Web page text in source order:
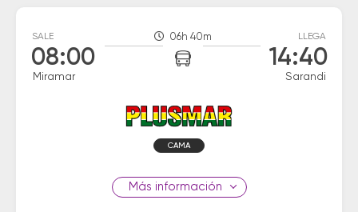
SALE
08:00
Miramar
06h 40m LLEGA
14:40
Sarandi
CAMA
información